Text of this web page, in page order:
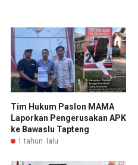
Tim Hukum Paslon MAMA
Laporkan Pengerusakan APK
ke Bawaslu Tapteng
1 tahun lalu